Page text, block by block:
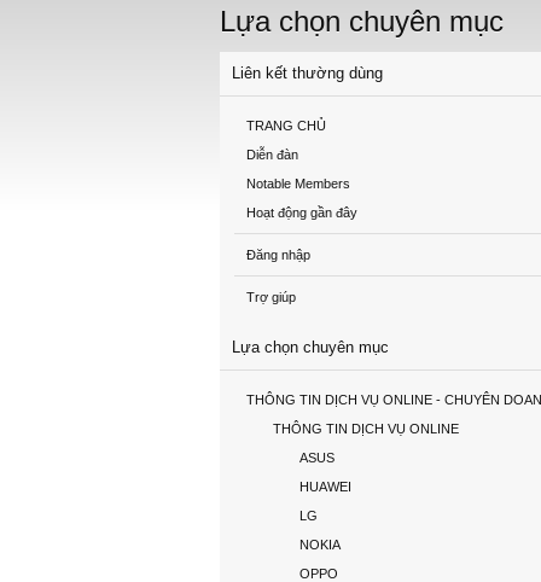
Lựa chọn chuyên mục
Liên kết thường dùng
TRANG CHỦ
Diễn đàn
Notable Members
Hoạt động gần đây
Đăng nhập
Trợ giúp
Lựa chọn chuyên mục
THÔNG TIN DỊCH VỤ ONLINE - CHUYÊN
THÔNG TIN DỊCH VỤ ONLINE
ASUS
HUAWEI
LG
NOKIA
OPPO